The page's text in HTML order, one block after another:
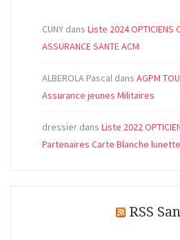
CUNY dans Liste 2024 OPTICIENS
ASSURANCE SANTE ACM
ALBEROLA Pascal dans AGPM
Assurance jeunes Militaires
dressier dans Liste 2022
Partenaires Carte Blanche
RSS